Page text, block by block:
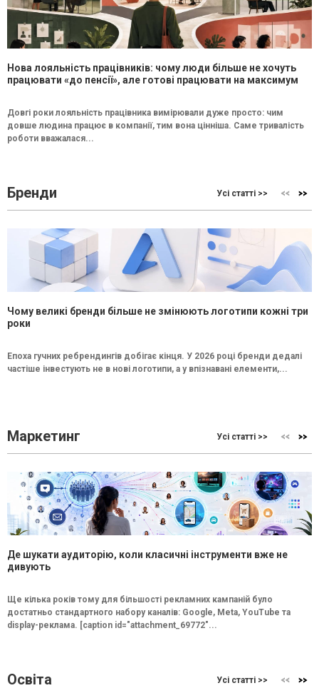
Нова лояльність працівників: чому люди більше не хочуть
працювати «до пенсії», але готові працювати на максимум
Довгі роки лояльність працівника вимірювали дуже просто: чим
довше людина працює в компанії, тим вона цінніша. Саме тривалість
роботи вважалася...
Бренди Усі статті >>
Чому великі бренди більше не змінюють логотипи кожні три
роки
Епоха гучних ребрендингів добігає кінця. У 2026 році бренди дедалі
частіше інвестують не в нові логотипи, а у впізнавані елементи,...
Маркетинг Усі статті >>
Де шукати аудиторію, коли класичні інструменти вже не
дивують
Ще кілька років тому для більшості рекламних кампаній було
достатньо стандартного набору каналів: Google, Meta, YouTube та
display-реклама. [caption id="attachment_69772"...
Освіта Усі статті >>